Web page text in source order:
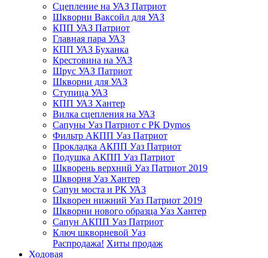
Сцепление на УАЗ Патриот
Шкворни Ваксойл для УАЗ
КПП УАЗ Патриот
Главная пара УАЗ
КПП УАЗ Буханка
Крестовина на УАЗ
Шрус УАЗ Патриот
Шкворни для УАЗ
Ступица УАЗ
КПП УАЗ Хантер
Вилка сцепления на УАЗ
Сапуны Уаз Патриот с РК Dymos
Фильтр АКПП Уаз Патриот
Прокладка АКПП Уаз Патриот
Подушка АКПП Уаз Патриот
Шкворень верхний Уаз Патриот 2019
Шкворня Уаз Хантер
Сапун моста и РК УАЗ
Шкворен нижний Уаз Патриот 2019
Шкворни нового образца Уаз Хантер
Сапун АКПП Уаз Патриот
Ключ шкворневой Уаз
Распродажа! Хиты продаж
Ходовая